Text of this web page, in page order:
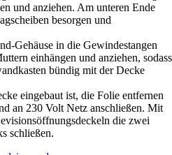
und anziehen. Am unteren Ende
besorgen und
Gehäuse in die Gewindestangen
einhängen und anziehen, sodass
bündig mit der Decke
eingebaut ist, die Folie entfernen
an 230 Volt Netz anschließen. Mit
die zwei
schließen.